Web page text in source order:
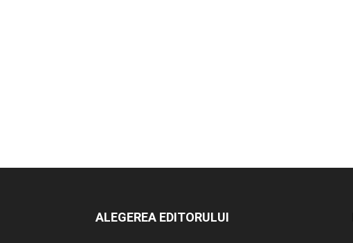
ALEGEREA EDITORULUI